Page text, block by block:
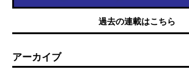
過去の連載はこちら
アーカイブ